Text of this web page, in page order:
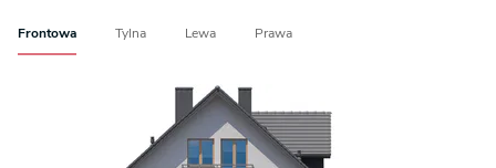
Frontowa Tylna Lewa Prawa